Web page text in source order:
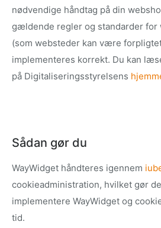
nødvendige håndtag på din
gældende regler og standarder
(som websteder kan være
implementeres korrekt. Du kan
på Digitaliseringsstyrelsens
Sådan gør du
WayWidget håndteres igennem
cookieadministration, hvilket gør
implementere WayWidget og
tid.